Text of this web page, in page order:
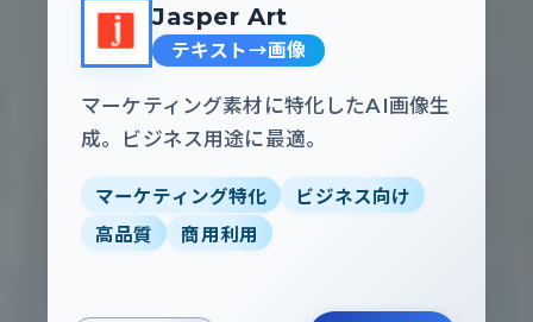
Jasper Art
テキスト→画像
マーケティング素材に特化したAI画像生
成。ビジネス用途に最適。
マーケティング特化
ビジネス向け
高品質
商用利用